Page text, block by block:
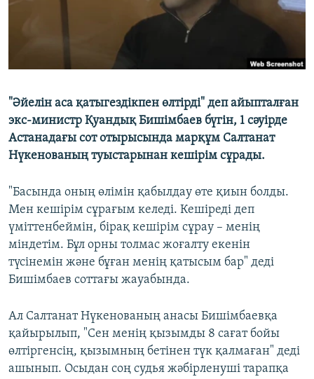
"Әйелін аса қатыгездікпен өлтірді" деп айыпталған
экс-министр Қуандық Бишімбаев бүгін, 1 сәуірде
Астанадағы сот отырысында марқұм Салтанат
Нүкенованың туыстарынан кешірім сұрады.
"Басында оның өлімін қабылдау өте қиын болды.
Мен кешірім сұрағым келеді. Кешіреді деп
үміттенбеймін, бірақ кешірім сұрау – менің
міндетім. Бұл орны толмас жоғалту екенін
түсінемін және бұған менің қатысым бар" деді
Бишімбаев соттағы жауабында.
Ал Салтанат Нүкенованың анасы Бишімбаевқа
қайырылып, "Сен менің қызымды 8 сағат бойы
өлтіргенсің, қызымның бетінен түк қалмаған" деді
ашынып. Осыдан соң судья жәбірленуші тарапқа